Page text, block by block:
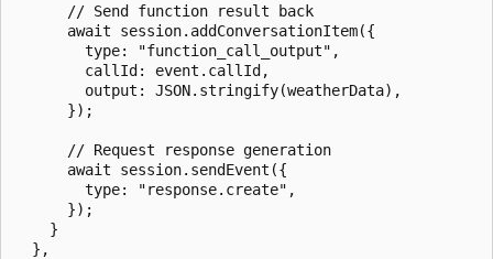
      // Send function result back
      await session.addConversationItem({
        type: "function_call_output",
        callId: event.callId,
        output: JSON.stringify(weatherData),
      });
      // Request response generation
      await session.sendEvent({
        type: "response.create",
      });
    }
  },